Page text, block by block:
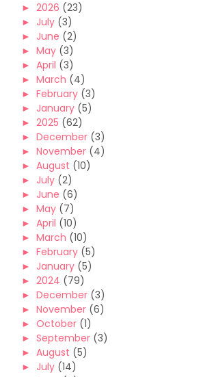
► 2026 (23)
► July (3)
► June (2)
► May (3)
► April (3)
► March (4)
► February (3)
► January (5)
► 2025 (62)
► December (3)
► November (4)
► August (10)
► July (2)
► June (6)
► May (7)
► April (10)
► March (10)
► February (5)
► January (5)
► 2024 (79)
► December (3)
► November (6)
► October (1)
► September (3)
► August (5)
► July (14)